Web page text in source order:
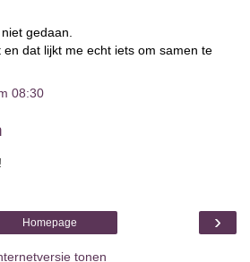
gedaan.
dat lijkt me echt iets om samen te
08:30
›
Homepage
tonen